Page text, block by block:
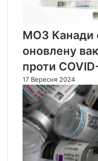
МОЗ Канади
оновлену
проти
17 Вересня 2024